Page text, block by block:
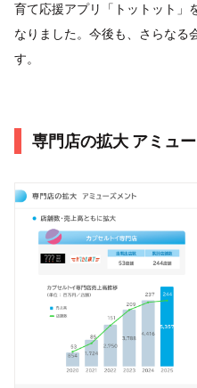
育て応援アプリ「トットット」
なりました。今後も、さらなる
す。
専門店の拡大 アミュ